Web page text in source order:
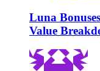
Luna
Value